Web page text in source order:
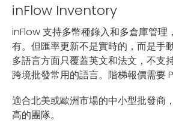
inFlow Inventory
inFlow 支持多幣種錄入和多倉庫管理
有。但匯率更新不是實時的，而是手
多語言方面只覆蓋英文和法文，不支
跨境批發常用的語言。階梯報價需要
適合北美或歐洲市場的中小型批發商
高的團隊。